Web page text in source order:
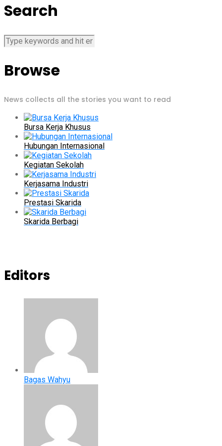
Search
Browse
News collects all the stories you want to read
Bursa Kerja Khusus
Hubungan Internasional
Kegiatan Sekolah
Kerjasama Industri
Prestasi Skarida
Skarida Berbagi
Editors
Bagas Wahyu